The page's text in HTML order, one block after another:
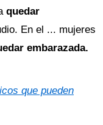
quedar
En el ... mujeres
embarazada.
que pueden